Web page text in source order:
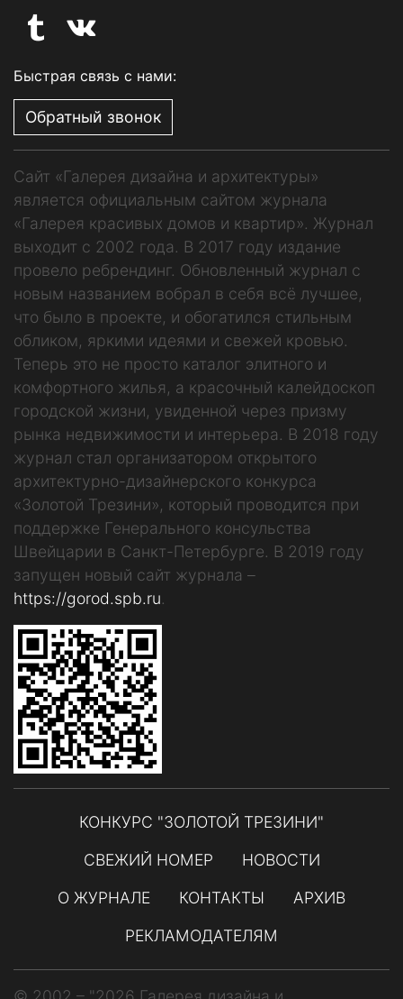
Быстрая связь с нами:
Обратный звонок
Сайт «Галерея дизайна и архитектуры»
является официальным сайтом журнала
«Галерея красивых домов и квартир». Журнал
выходит с 2002 года. В 2017 году издание
провело ребрендинг. Обновленный журнал с
новым названием вобрал в себя всё лучшее,
что было в проекте, и обогатился стильным
обликом, яркими идеями и свежей кровью.
Теперь это не просто каталог элитного и
комфортного жилья, а красочный калейдоскоп
городской жизни, увиденной через призму
рынка недвижимости и интерьера. В 2018 году
журнал стал организатором открытого
архитектурно-дизайнерского конкурса
«Золотой Трезини», который проводится при
поддержке Генерального консульства
Швейцарии в Санкт-Петербурге. В 2019 году
запущен новый сайт журнала –
https://gorod.spb.ru.
КОНКУРС "ЗОЛОТОЙ ТРЕЗИНИ"
СВЕЖИЙ НОМЕР
НОВОСТИ
О ЖУРНАЛЕ
КОНТАКТЫ
АРХИВ
РЕКЛАМОДАТЕЛЯМ